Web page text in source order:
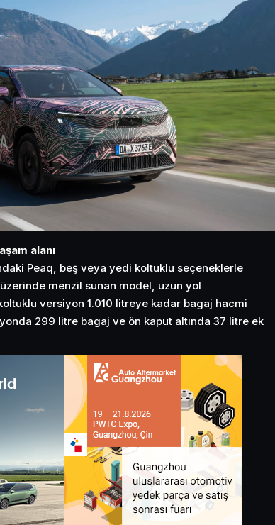
alanı
Peaq, beş veya yedi koltuklu seçeneklerle
menzil sunan model, uzun yol
versiyon 1.010 litreye kadar bagaj hacmi
299 litre bagaj ve ön kaput altında 37 litre ek